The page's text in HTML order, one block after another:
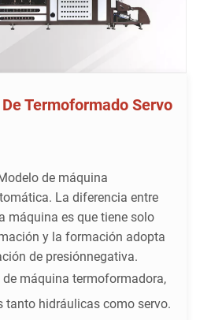
Termoformado Servo
de máquina
La diferencia entre
máquina es que tiene solo
y la formación adopta
de presiónnegativa.
de máquina termoformadora,
tanto hidráulicas como servo.